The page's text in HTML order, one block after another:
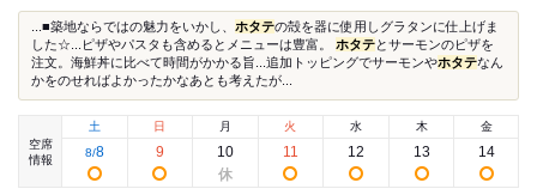
...■築地ならではの魅力をいかし、 ホタテの殻を器に使用しグラタンに仕上げま
した☆...ピザやパスタも含めるとメニューは豊富。 ホタテとサーモンのピザを
注文。海鮮丼に比べて時間がかかる旨...追加トッピングでサーモンやホタテなん
かをのせればよかったかなあとも考えたが...
空席
情報
土
8/8
日
9
月
10
火
11
水
12
木
13
金
14